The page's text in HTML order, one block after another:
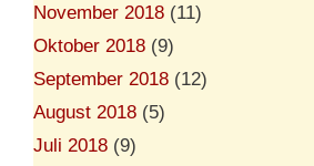
November 2018 (11)
Oktober 2018 (9)
September 2018 (12)
August 2018 (5)
Juli 2018 (9)